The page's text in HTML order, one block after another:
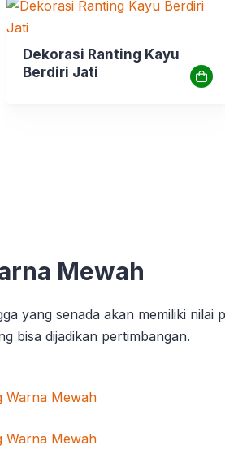
Dekorasi Ranting Kayu
Berdiri Jati
Mewah
yang senada akan memiliki nilai
bisa dijadikan pertimbangan.